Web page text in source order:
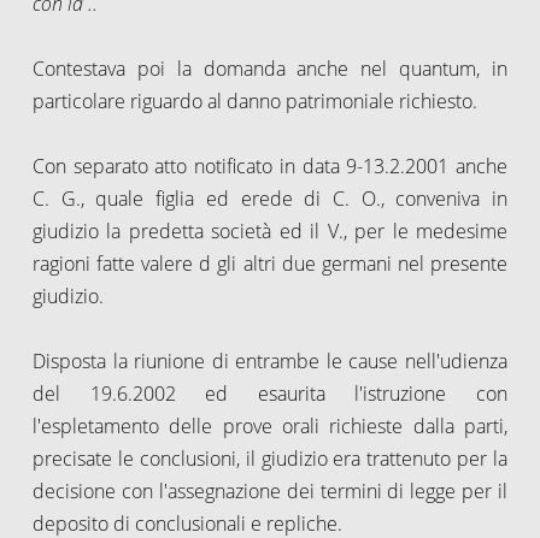
Contestava poi la domanda anche nel quantum, in
particolare riguardo al danno patrimoniale richiesto.
Con separato atto notificato in data 9-13.2.2001 anche
C. G., quale figlia ed erede di C. O., conveniva in
giudizio la predetta società ed il V., per le medesime
ragioni fatte valere d gli altri due germani nel presente
giudizio.
Disposta la riunione di entrambe le cause nell'udienza
del 19.6.2002 ed esaurita l'istruzione con
l'espletamento delle prove orali richieste dalla parti,
precisate le conclusioni, il giudizio era trattenuto per la
decisione con l'assegnazione dei termini di legge per il
deposito di conclusionali e repliche.